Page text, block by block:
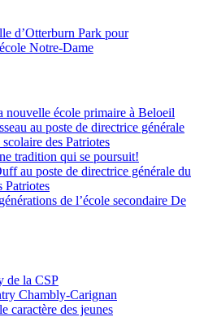
d’Otterburn Park pour
Notre-Dame
nouvelle école primaire à Beloeil
au poste de directrice générale
des Patriotes
tradition qui se poursuit!
au poste de directrice générale du
Patriotes
de l’école secondaire De
de la CSP
Chambly-Carignan
caractère des jeunes